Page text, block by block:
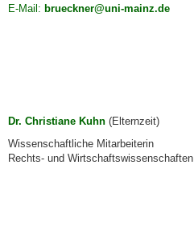
E-Mail: brueckner@uni-mainz.de
Dr. Christiane Kuhn (Elternzeit)
Wissenschaftliche Mitarbeiterin
Rechts- und Wirtschaftswissenschaften